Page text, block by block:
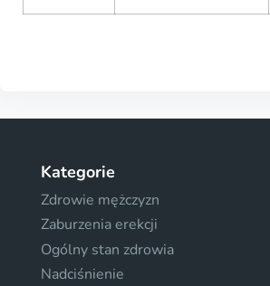
Kategorie
Zdrowie mężczyzn
Zaburzenia erekcji
Ogólny stan zdrowia
Nadciśnienie